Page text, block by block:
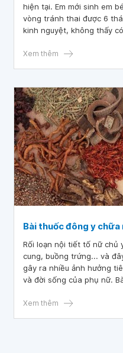
hiện tại. Em mới sinh em
vòng tránh thai được 6
kinh nguyệt, không thấy
tình dục, tính khí rất nóng
Xem thêm
Bài thuốc đông y
Rối loạn nội tiết tố nữ chủ
cung, buồng trứng... và
gây ra nhiều ảnh hưởng
và đời sống của phụ nữ.
toàn.
Xem thêm